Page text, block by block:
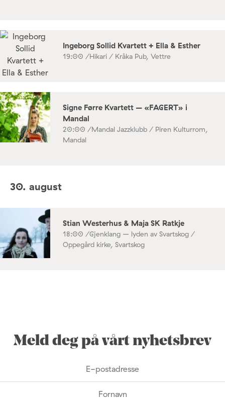
Ingeborg Sollid Kvartett + Ella & Esther
19:00 /Hikari / Kråka Pub, Vettre
Signe Førre Kvartett – «FAGERT» i
Mandal
20:00 /Mandal Jazzklubb / Piren Kulturrom,
Mandal
30. august
Stian Westerhus & Maja SK Ratkje
18:00 /Gjenklang – lyden av Svartskog /
Oppegård kirke, Svartskog
Meld deg på vårt nyhetsbrev